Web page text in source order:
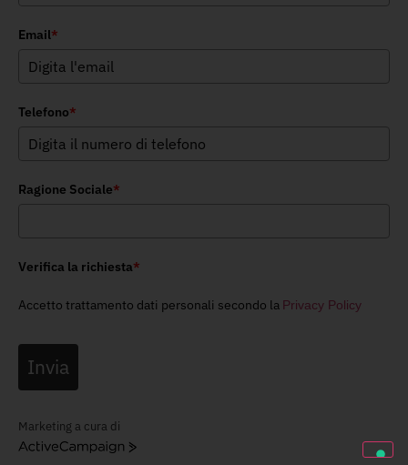
Email*
Telefono*
Ragione Sociale*
Verifica la richiesta*
Accetto trattamento dati personali secondo la Privacy Policy
Invia
Marketing a cura di
ActiveCampaign